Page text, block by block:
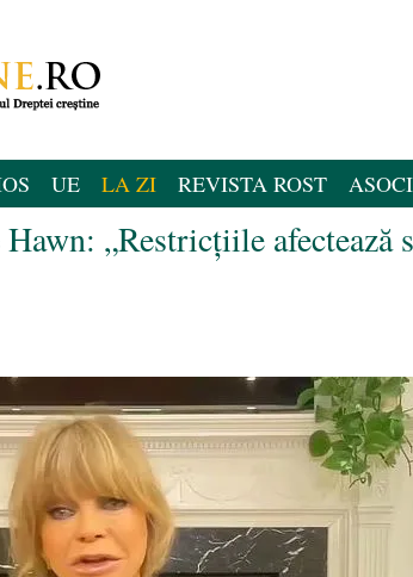
UE LA ZI REVISTA ROST
„Restricțiile afectează